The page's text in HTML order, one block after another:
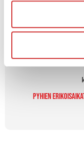
Avainkortilla/
Pyhien